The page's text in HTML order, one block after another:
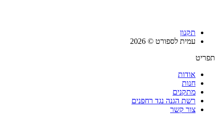
תקנון
עמית לספורט © 2026
תפריט
אודות
חנות
מתקנים
רשת הגנה נגד רחפנים
צור קשר